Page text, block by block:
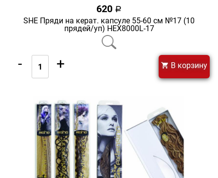
620 a
SHE Пряди на керат. капсуле 55-60 см №17 (10
прядей/уп) HEX8000L-17
- + В корзину